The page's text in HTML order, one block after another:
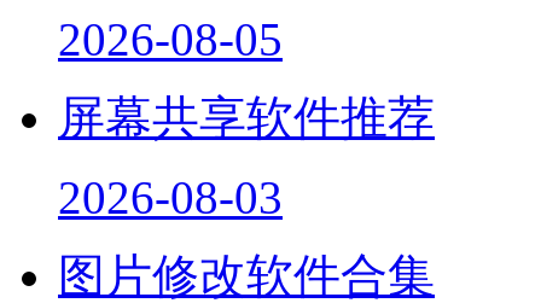
2026-08-05
屏幕共享软件推荐
2026-08-03
图片修改软件合集